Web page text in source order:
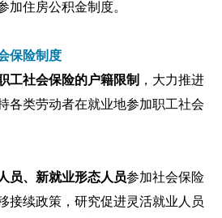
加住房公积金制度。
保险制度
工社会保险的户籍限制 ，大力推进
各类劳动者在就业地参加职工社会
员、新就业形态人员参加社会保险
接续政策，研究促进灵活就业人员